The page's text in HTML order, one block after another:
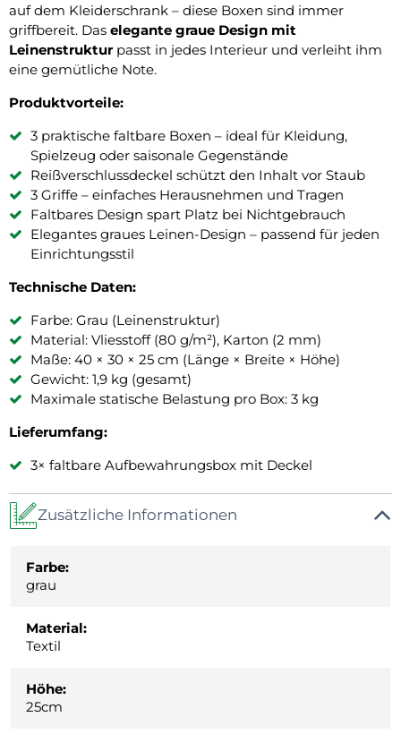
auf dem Kleiderschrank – diese Boxen sind immer
griffbereit. Das elegante graue Design mit
Leinenstrukturpasst in jedes Interieur und verleiht ihm
eine gemütliche Note.
Produktvorteile:
3 praktische faltbare Boxen – ideal für Kleidung,
Spielzeug oder saisonale Gegenstände
Reißverschlussdeckel schützt den Inhalt vor Staub
3 Griffe – einfaches Herausnehmen und Tragen
Faltbares Design spart Platz bei Nichtgebrauch
Elegantes graues Leinen-Design – passend für jeden
Einrichtungsstil
Technische Daten:
Farbe: Grau (Leinenstruktur)
Material: Vliesstoff (80 g/m²), Karton (2 mm)
Maße: 40 × 30 × 25 cm (Länge × Breite × Höhe)
Gewicht: 1,9 kg (gesamt)
Maximale statische Belastung pro Box: 3 kg
Lieferumfang:
3× faltbare Aufbewahrungsbox mit Deckel
Zusätzliche Informationen
Farbe:
grau
Material:
Textil
Höhe:
25cm